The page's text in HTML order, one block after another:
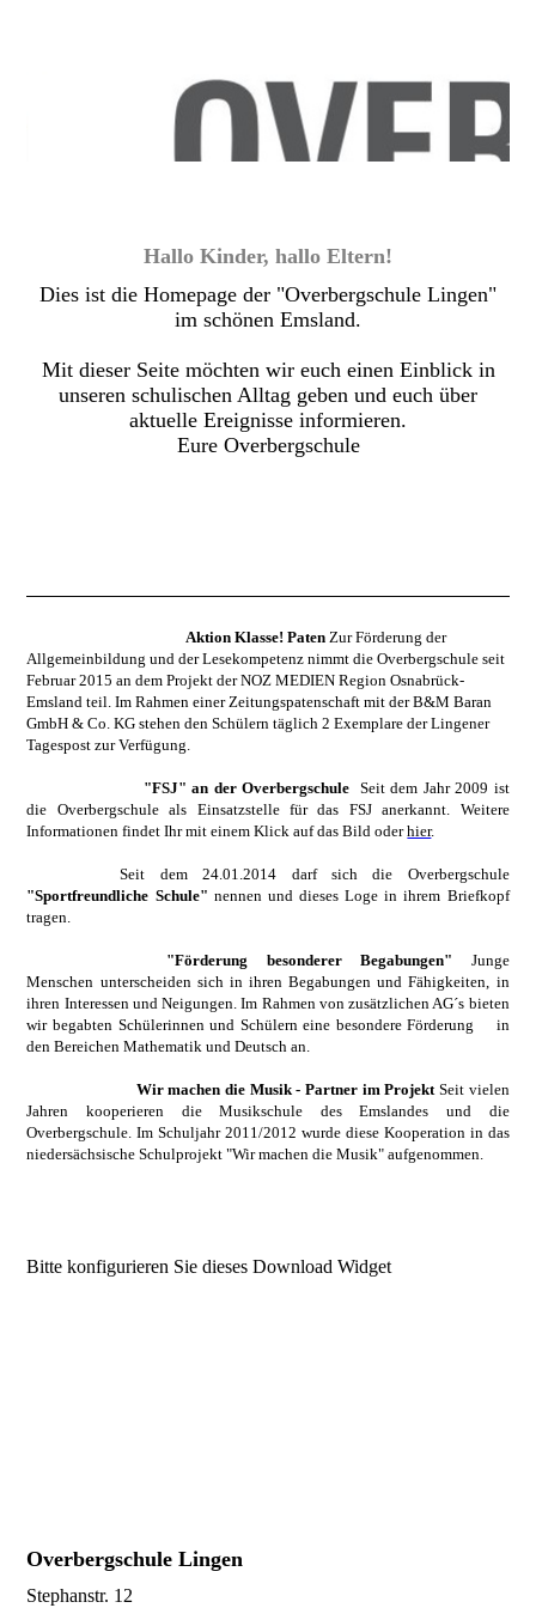
Hallo Kinder, hallo Eltern!
Dies ist die Homepage der "Overbergschule Lingen"
im schönen Emsland.
Mit dieser Seite möchten wir euch einen Einblick in
unseren schulischen Alltag geben und euch über
aktuelle Ereignisse informieren.
Eure Overbergschule
Aktion Klasse! Paten Zur Förderung der
Allgemeinbildung und der Lesekompetenz nimmt die Overbergschule seit
Februar 2015 an dem Projekt der NOZ MEDIEN Region Osnabrück-
Emsland teil. Im Rahmen einer Zeitungspatenschaft mit der B&M Baran
GmbH & Co. KG stehen den Schülern täglich 2 Exemplare der Lingener
Tagespost zur Verfügung.
"FSJ" an der Overbergschule Seit dem Jahr 2009 ist
die Overbergschule als Einsatzstelle für das FSJ anerkannt. Weitere
Informationen findet Ihr mit einem Klick auf das Bild oderhier.
Seit dem 24.01.2014 darf sich die Overbergschule
"Sportfreundliche Schule" nennen und dieses Loge in ihrem Briefkopf
tragen.
"Förderung besonderer Begabungen" Junge
Menschen unterscheiden sich in ihren Begabungen und Fähigkeiten, in
ihren Interessen und Neigungen. Im Rahmen von zusätzlichen AG´s bieten
wir begabten Schülerinnen und Schülern eine besondere Förderung in
den Bereichen Mathematik und Deutsch an.
Wir machen die Musik - Partner im Projekt Seit vielen
Jahren kooperieren die Musikschule des Emslandes und die
Overbergschule. Im Schuljahr 2011/2012 wurde diese Kooperation in das
niedersächsische Schulprojekt "Wir machen die Musik" aufgenommen.
Bitte konfigurieren Sie dieses Download Widget
Overbergschule Lingen
Stephanstr. 12